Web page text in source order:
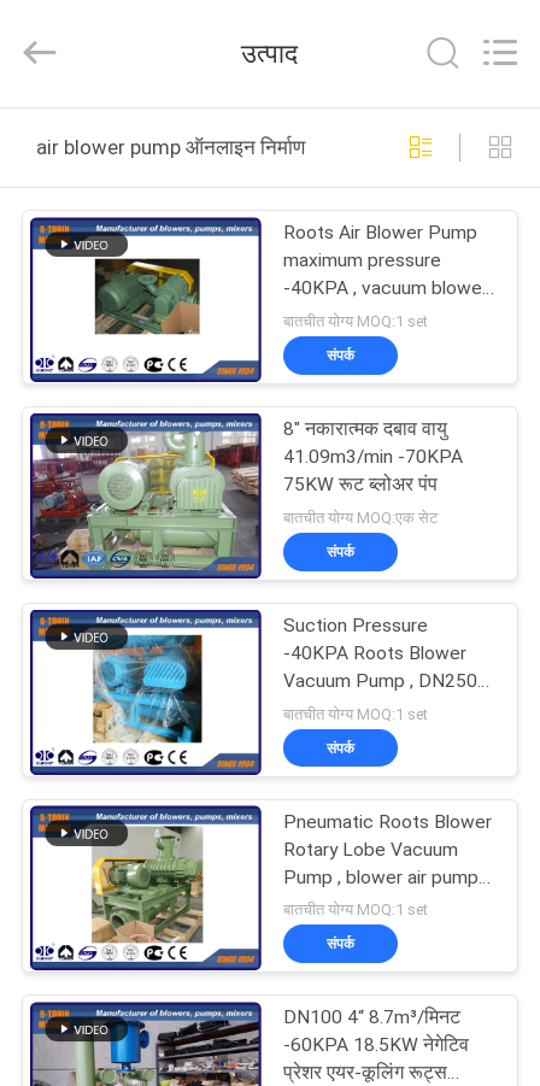
उत्पादों
हमारे
बारे
कारखाना
भ्रमण
गुणवत्ता
नियंत्रण
संपर्क
करें
की
विनती
करे
(Jiangsu)
Rights
उत्पाद
air blower pump ऑनलाइन निर्माण
Roots Air Blower Pump
maximum pressure
-40KPA , vacuum blower
pump
बातचीत योग्य MOQ:1 set
संपर्क
8" नकारात्मक दबाव वायु
41.09m3/min -70KPA
75KW रूट ब्लोअर पंप
बातचीत योग्य MOQ:एक सेट
संपर्क
Suction Pressure
-40KPA Roots Blower
Vacuum Pump , DN250
food convey blower
बातचीत योग्य MOQ:1 set
संपर्क
Pneumatic Roots Blower
Rotary Lobe Vacuum
Pump , blower air pump
vacuum -40KPA
बातचीत योग्य MOQ:1 set
संपर्क
DN100 4“ 8.7m³/मिनट
-60KPA 18.5KW नेगेटिव
प्रेशर एयर-कूलिंग रूट्स